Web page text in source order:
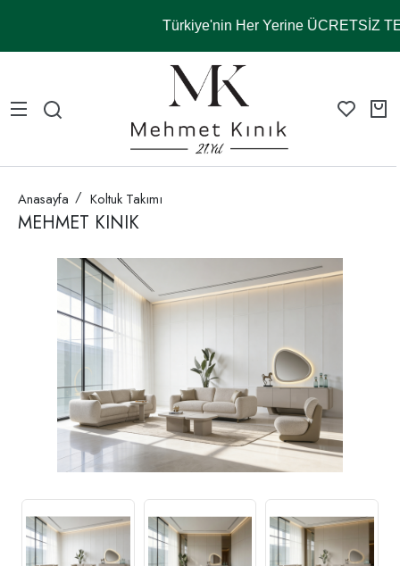
Türkiye'nin Her Yerine ÜCRETSİZ
Anasayfa Koltuk Takımı
MEHMET KINIK